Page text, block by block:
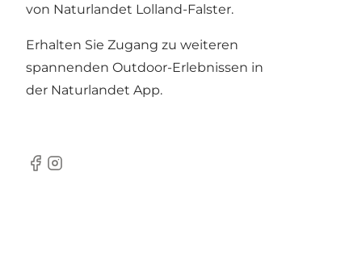
von Naturlandet Lolland-Falster.
Erhalten Sie Zugang zu weiteren
spannenden Outdoor-Erlebnissen in
der Naturlandet App.
Facebook
Instagram